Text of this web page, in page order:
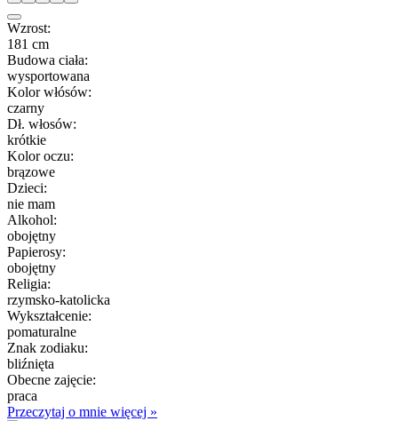
Wzrost:
181 cm
Budowa ciała:
wysportowana
Kolor włósów:
czarny
Dł. włosów:
krótkie
Kolor oczu:
brązowe
Dzieci:
nie mam
Alkohol:
obojętny
Papierosy:
obojętny
Religia:
rzymsko-katolicka
Wykształcenie:
pomaturalne
Znak zodiaku:
bliźnięta
Obecne zajęcie:
praca
Przeczytaj o mnie więcej »